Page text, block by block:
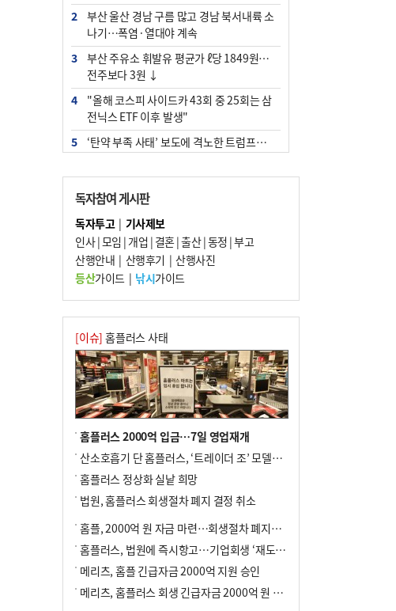
2
부산 울산 경남 구름 많고 경남 북서내륙 소
나기…폭염·열대야 계속
3
부산 주유소 휘발유 평균가 ℓ당 1849원…
전주보다 3원 ↓
4
"올해 코스피 사이드카 43회 중 25회는 삼
전닉스 ETF 이후 발생"
5
‘탄약 부족 사태’ 보도에 격노한 트럼프…
과…“현재는 부적절 행위 없어”
7
부산 앞바다에 기름 425ℓ 유출한 러시아 화
물선 적발
8
서울 중랑구서 흉기 난동…60대 남성 2명
사망
10 [2026 부산청소년극지체험탐험대 현장르
포] 2회 : 하늘에서 만난 얼음의 나라
독자참여 게시판
독자투고| 기사제보
인사|모임 | 개업 | 결혼|출산|동정 |부고
산행안내 | 산행후기 | 산행사진
등산가이드| 낚시가이드
[이슈] 홈플러스 사태
홈플러스 2000억 입금…7일 영업재개
산소호흡기 단 홈플러스, ‘트레이더 조’ 모델로 살아날까
홈플러스 정상화 실낱 희망
법원, 홈플러스 회생절차 폐지 결정 취소
홈플, 2000억 원 자금 마련…회생절차 폐지에 즉시항고(종합)
홈플러스, 법원에 즉시항고…기업회생 ‘재도전’
메리츠, 홈플 긴급자금 2000억 지원 승인
메리츠, 홈플러스 회생 긴급자금 2000억 원 지원 승인